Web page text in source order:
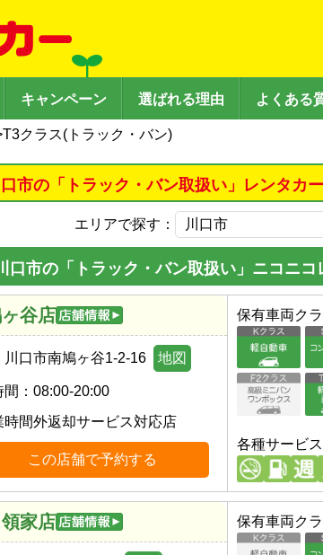
キャンペーン 選ばれる理由 よくある
T3クラス(トラック・バン)
市の「トラック・バン取扱い」レンタカ
エリアで探す：
口市の「トラック・バン取扱い」ニコニ
谷店
川口市南鳩ヶ谷1-2-16 地図
： 08:00-20:00
時間外返却サービス対応店
この店舗で予約する
保有車両ク
各種サービス
家店 保有車両ク